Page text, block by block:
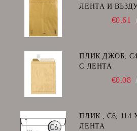
ЛЕНТА И
€0.61
ПЛИК ДЖОБ,
С ЛЕНТА
€0.08
ПЛИК , C6, 114
ЛЕНТА